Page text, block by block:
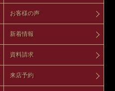
お客様の声
新着情報
資料請求
来店予約